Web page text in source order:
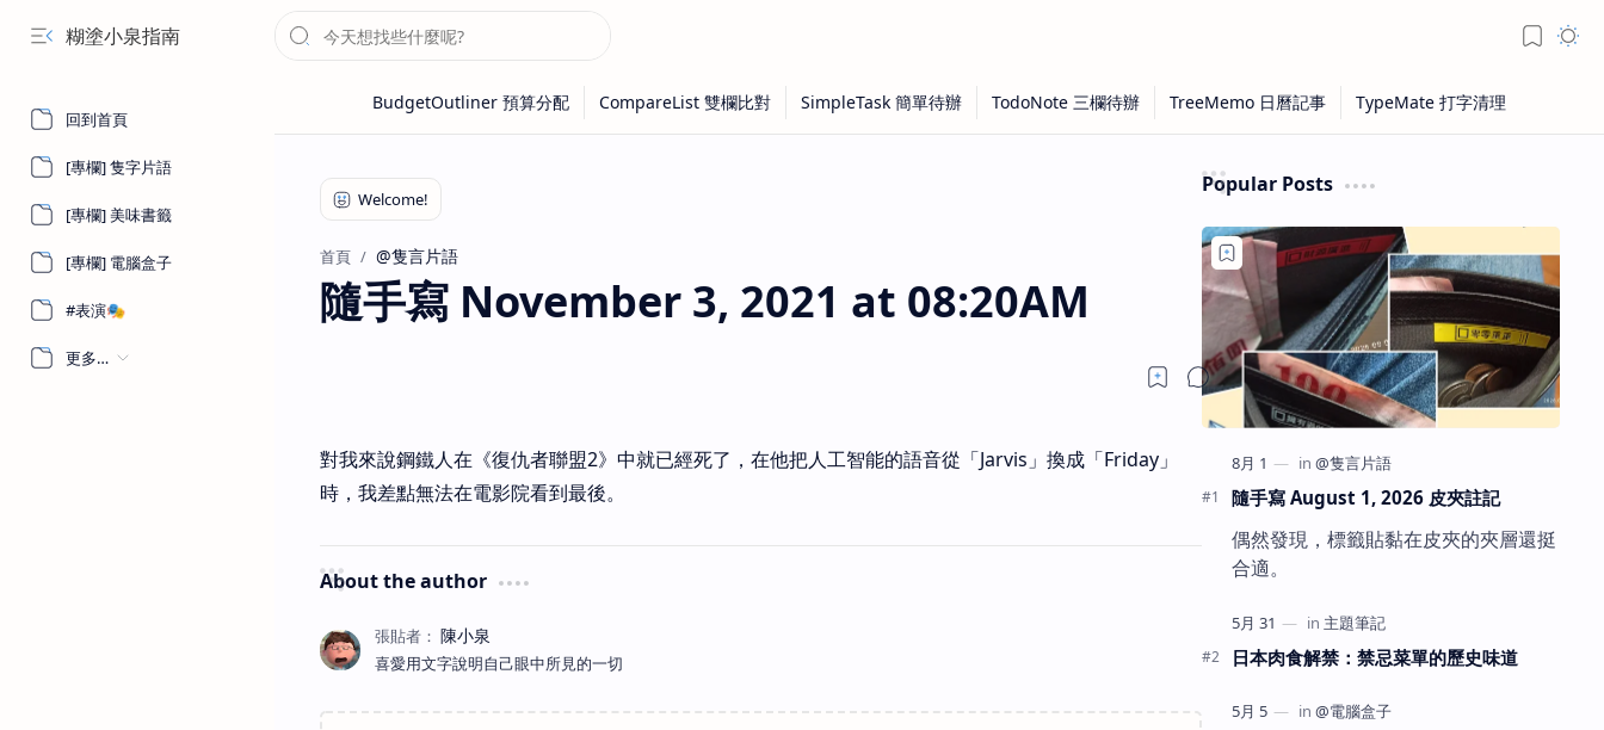
糊塗小泉指南
回到首頁
[專欄] 隻字片語
[專欄] 美味書籤
[專欄] 電腦盒子
#表演🎭
更多…
首頁 @隻言片語
隨手寫 November 3, 2021 at 08:20AM
對我來說鋼鐵人在《復仇者聯盟2》中就已經死了，在他把人工智能的語音從「Jarvis」換成「Friday」
時，我差點無法在電影院看到最後。
About the author
喜愛用文字說明自己眼中所見的一切
Popular Posts
隨手寫 August 1, 2026 皮夾註記
偶然發現，標籤貼黏在皮夾的夾層還挺
合適。
日本肉食解禁：禁忌菜單的歷史味道